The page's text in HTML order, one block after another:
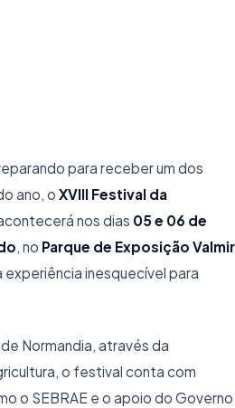
para receber um dos
ano, o XVIII Festival da
nos dias 05 e 06 de
, no Parque de Exposição Valmir
experiência inesquecível para
Normandia, através da
o festival conta com
o SEBRAE e o apoio do Governo